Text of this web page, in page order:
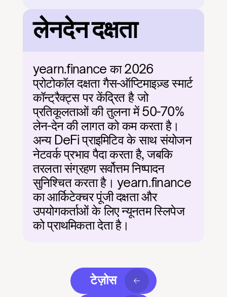
लेनदेन दक्षता
yearn.finance का 2026
प्रोटोकॉल दक्षता गैस-ऑप्टिमाइज़्ड स्मार्ट
कॉन्ट्रैक्ट्स पर केंद्रित है जो
प्रतिकूलताओं की तुलना में 50-70%
लेन-देन की लागत को कम करता है।
अन्य DeFi प्राइमिटिव के साथ संयोजन
नेटवर्क प्रभाव पैदा करता है, जबकि
तरलता संग्रहण सर्वोत्तम निष्पादन
सुनिश्चित करता है। yearn.finance
का आर्किटेक्चर पूंजी दक्षता और
उपयोगकर्ताओं के लिए न्यूनतम स्लिपेज
को प्राथमिकता देता है।
टेज़ोस